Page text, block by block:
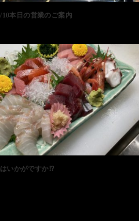
本日の営業のご案内
いかがですか⁉️